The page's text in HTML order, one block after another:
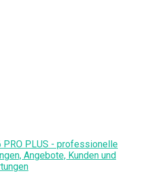
PRO PLUS - professionelle
Angebote, Kunden und